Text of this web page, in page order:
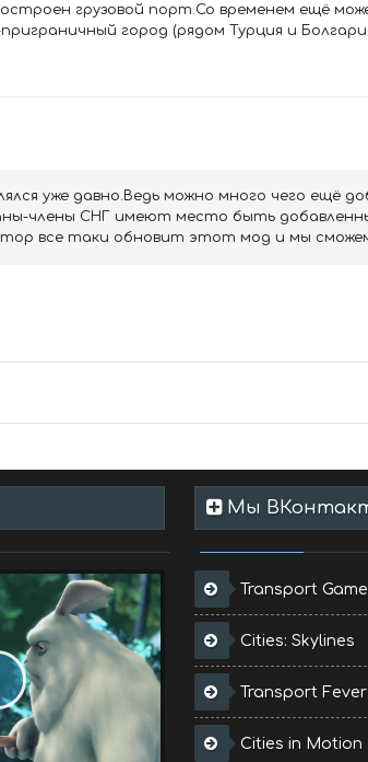
грузовой порт.Со временем ещё
город (рядом Турция и
уже давно.Ведь можно много чего ещё
члены СНГ имеют место быть
все таки обновит этот мод и мы
Мы
Transport
Cities: Skylines
Transport Fever
Cities in Motion